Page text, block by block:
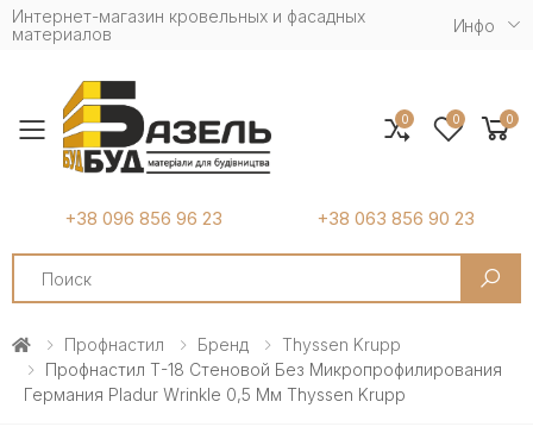
Интернет-магазин кровельных и фасадных
материалов
Инфо
Toggle mobile menu
+38 096 856 96 23 +38 063 856 90 23
Search
0 0 0
Профнастил Бренд
Thyssen Krupp
Профнастил Т-18 Стеновой Без Микропрофилирования
Германия Pladur Wrinkle 0,5 Мм Thyssen Krupp